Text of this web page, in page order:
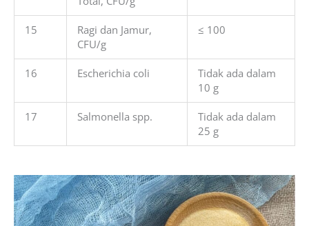
15
Ragi dan Jamur,
CFU/g
≤ 100
16 Escherichia coli
Tidak ada dalam
10 g
17 Salmonella spp.
Tidak ada dalam
25 g